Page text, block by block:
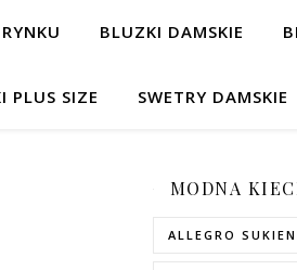
BLUZKI DAMSKIE
PLUS SIZE SWETRY DAMSKIE
MODNA
ALLEGRO